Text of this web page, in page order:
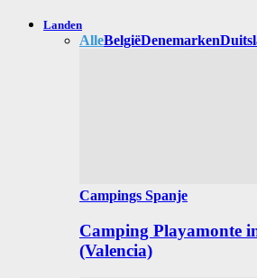
Landen
AlleBelgiëDenemarken
Campings Spanje
Camping Playamonte
(Valencia)